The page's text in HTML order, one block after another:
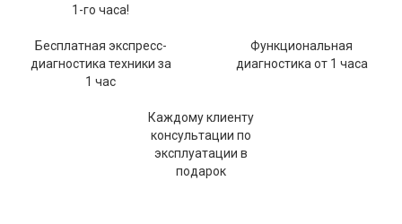
1-го часа!
Бесплатная экспресс-
диагностика техники за
1 час
Функциональная
диагностика от 1 часа
Каждому клиенту
консультации по
эксплуатации в
подарок